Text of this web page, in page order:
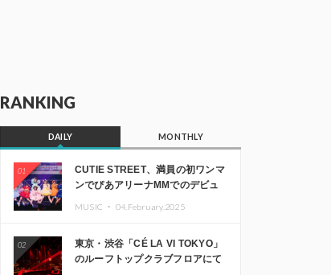
RANKING
DAILY MONTHLY
01
CUTIE STREET、満員の初ワンマ
ンでぴあアリーナMMでのデビュ
MUSIC ・ 04.February.2025
02
東京・渋谷「CÉ LA VI TOKYO」
のルーフトップクラブフロアにて